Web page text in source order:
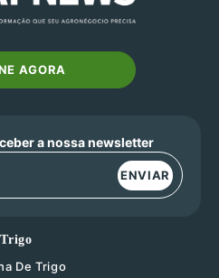
AGORA
a nossa newsletter
ENVIAR
Trigo
De Trigo